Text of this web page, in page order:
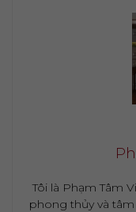
Tôi là Phạm Tâm
phong thủy và